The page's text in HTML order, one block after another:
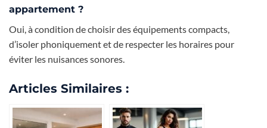
appartement ?
Oui, à condition de choisir des équipements compacts,
d’isoler phoniquement et de respecter les horaires pour
éviter les nuisances sonores.
Articles Similaires :